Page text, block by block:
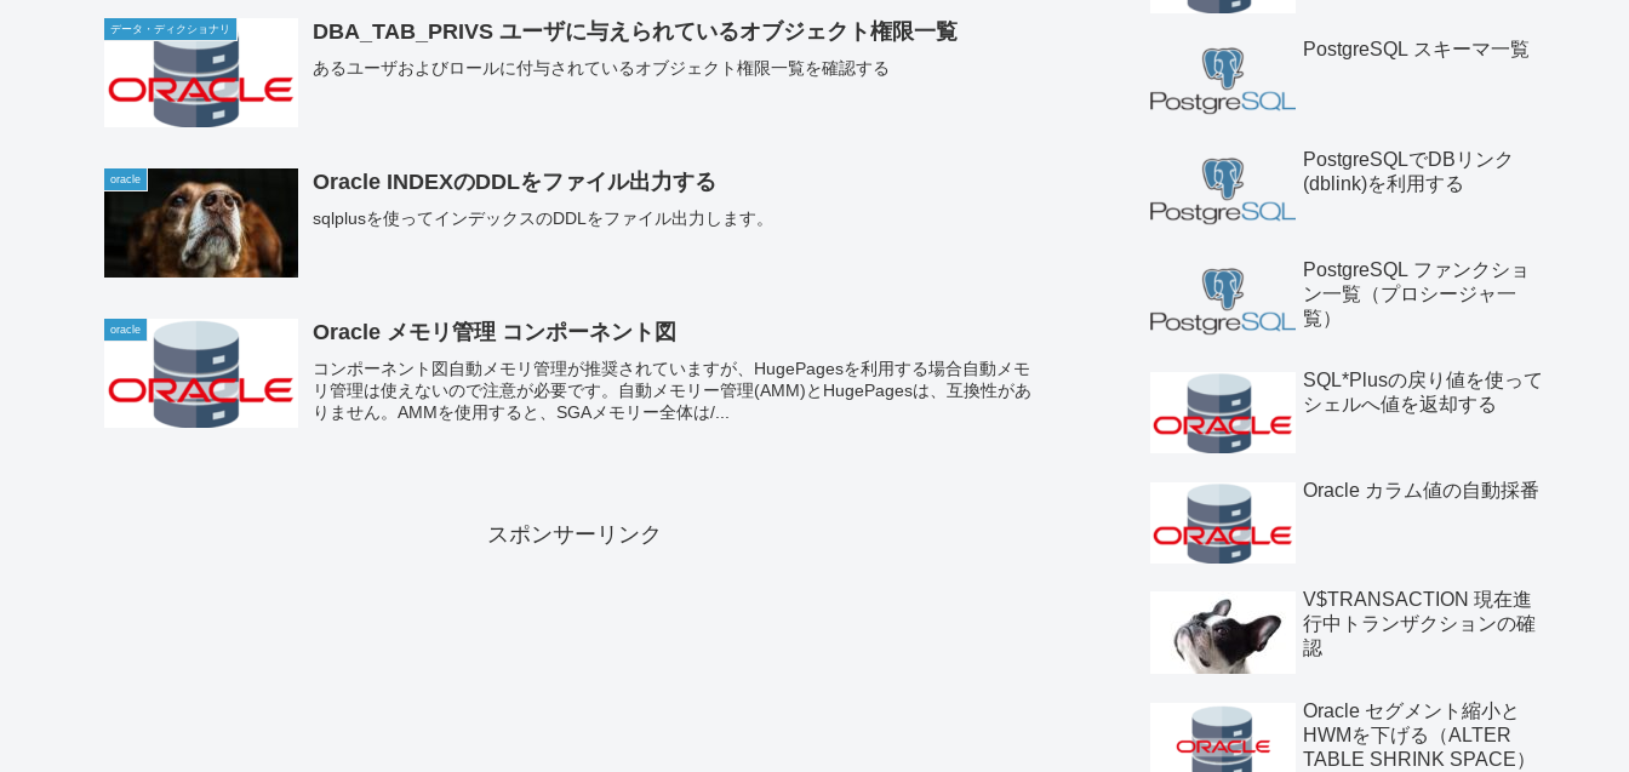
データ・ディクショナリ DBA_TAB_PRIVS ユーザに与えられているオブジェクト権限一覧
あるユーザおよびロールに付与されているオブジェクト権限一覧を確認する
oracle Oracle INDEXのDDLをファイル出力する
sqlplusを使ってインデックスのDDLをファイル出力します。
oracle Oracle メモリ管理 コンポーネント図
コンポーネント図自動メモリ管理が推奨されていますが、HugePagesを利用する場合自動メモ
リ管理は使えないので注意が必要です。自動メモリー管理(AMM)とHugePagesは、互換性があ
りません。AMMを使用すると、SGAメモリー全体は/...
スポンサーリンク
PostgreSQL スキーマ一覧
PostgreSQLでDBリンク
(dblink)を利用する
PostgreSQL ファンクショ
ン一覧（プロシージャ一
覧）
SQL*Plusの戻り値を使って
シェルへ値を返却する
Oracle カラム値の自動採番
V$TRANSACTION 現在進
行中トランザクションの確
認
Oracle セグメント縮小と
HWMを下げる（ALTER
TABLE SHRINK SPACE）